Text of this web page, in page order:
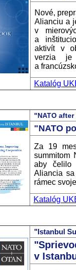
Nové,
Alianciu a
v
a
aktivít v
verzia
a
Katalóg
"NATO
"NATO
Za 19
summitom
aby čelilo
Aliancia
rámec
Katalóg
"Istanbul
v